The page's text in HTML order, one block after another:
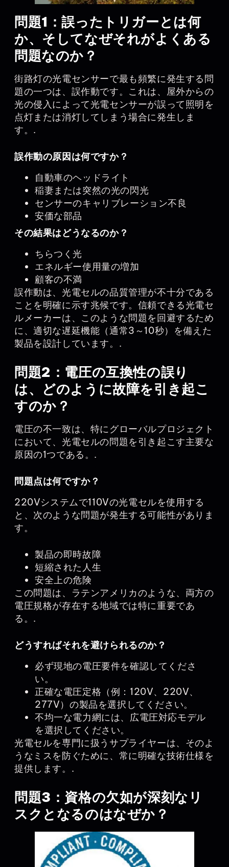
問題1：誤ったトリガーとは何
か、そしてなぜそれがよくある
問題なのか？
街路灯の光電センサーで最も頻繁に発生する問
題の一つは、誤作動です。これは、屋外からの
光の侵入によって光電センサーが誤って照明を
点灯または消灯してしまう場合に発生しま
す。.
誤作動の原因は何ですか？
自動車のヘッドライト
稲妻または突然の光の閃光
センサーのキャリブレーション不良
安価な部品
その結果はどうなるのか？
ちらつく光
エネルギー使用量の増加
顧客の不満
誤作動は、光電セルの品質管理が不十分である
ことを明確に示す兆候です。信頼できる光電セ
ルメーカーは、このような問題を回避するため
に、適切な遅延機能（通常3～10秒）を備えた
製品を設計しています。.
問題2：電圧の互換性の誤り
は、どのように故障を引き起こ
すのか？
電圧の不一致は、特にグローバルプロジェクト
において、光電セルの問題を引き起こす主要な
原因の1つである。.
問題点は何ですか？
220Vシステムで110Vの光電セルを使用する
と、次のような問題が発生する可能性がありま
す。
製品の即時故障
短縮された人生
安全上の危険
この問題は、ラテンアメリカのような、両方の
電圧規格が存在する地域では特に重要であ
る。.
どうすればそれを避けられるのか？
必ず現地の電圧要件を確認してくださ
い。
正確な電圧定格（例：120V、220V、
277V）の製品を選択してください。
不均一な電力網には、広電圧対応モデル
を選択してください。
光電セルを専門に扱うサプライヤーは、そのよ
うなミスを防ぐために、常に明確な技術仕様を
提供します。.
問題3：資格の欠如が深刻なリ
スクとなるのはなぜか？